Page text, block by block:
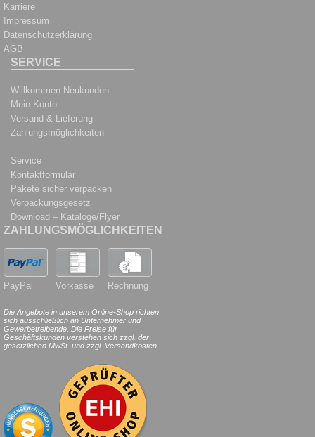
Karriere
Impressum
Datenschutzerklärung
AGB
SERVICE
Willkommen Neukunden
Mein Konto
Versand & Lieferung
Zahlungsmöglichkeiten
Service
Kontaktformular
Pakete sicher verpacken
Verpackungsgesetz
Download – Kataloge/Flyer
ZAHLUNGSMÖGLICHKEITEN
PayPal Vorkasse Rechnung
Die Angebote in unserem Online-Shop richten
sich ausschließlich an Unternehmer und
Gewerbetreibende. Die Preise für
Geschäftskunden verstehen sich zzgl. der
gesetzlichen MwSt. und zzgl. Versandkosten.